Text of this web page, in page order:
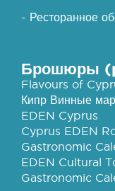
- Ресторанное
Брошюры
Flavours of
Кипр Винные
EDEN Cyprus
Cyprus EDEN
Gastronomic
EDEN Cultural
Gastronomic